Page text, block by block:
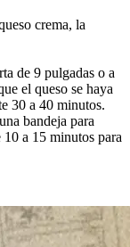
crema, la
de 9 pulgadas o a
el queso se haya
30 a 40 minutos.
bandeja para
a 15 minutos para